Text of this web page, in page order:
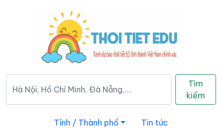
Tìm
kiếm
Tỉnh / Thành phố Tin tức